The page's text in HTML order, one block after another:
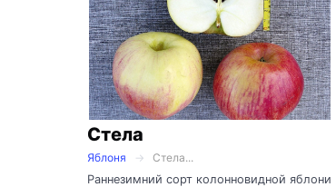
Стела
Яблоня
Стела...
Раннезимний сорт колонновидной яблони